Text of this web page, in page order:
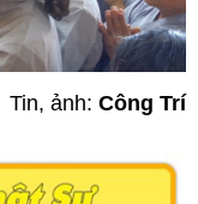
Tin, ảnh: Công Trí